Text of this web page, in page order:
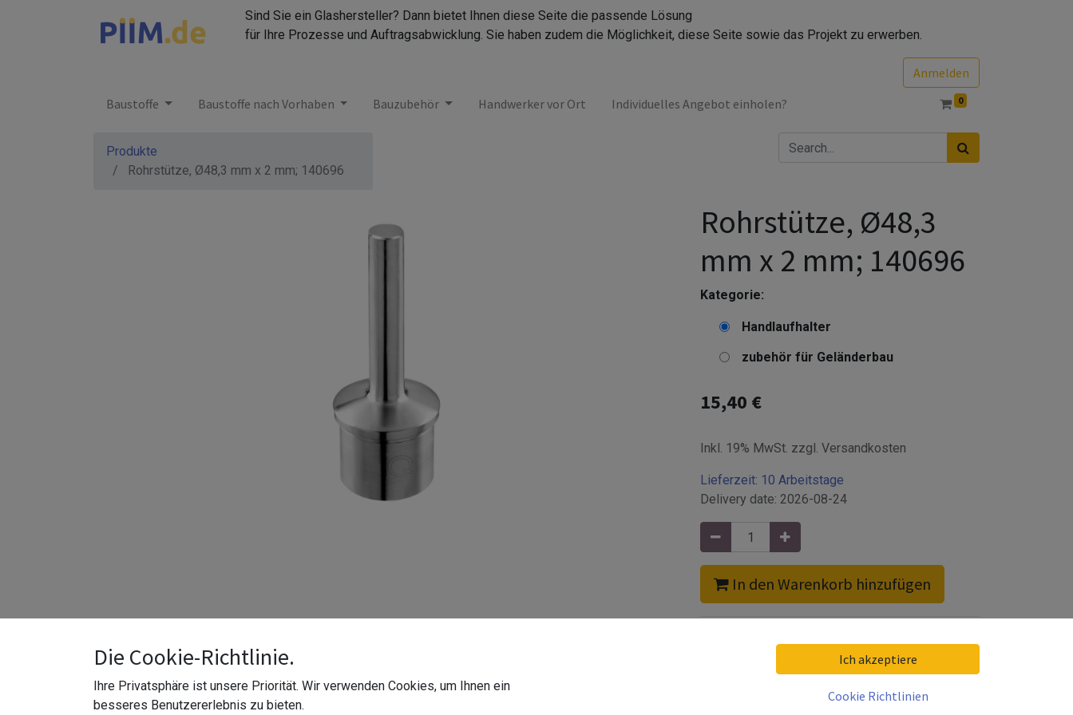
Sind Sie ein Glashersteller? Dann bietet Ihnen diese Seite die passende Lösung
für Ihre Prozesse und Auftragsabwicklung. Sie haben zudem die Möglichkeit, diese Seite sowie das Projekt zu erwerben.
Anmelden
Baustoffe
Baustoffe nach Vorhaben Bauzubehör Handwerker vor Ort Individuelles Angebot einholen? 0
Produkte
Rohrstütze, Ø48,3 mm x 2 mm; 140696
Rohrstütze, Ø48,3
mm x 2 mm; 140696
Kategorie:
Handlaufhalter
zubehör für Geländerbau
15,40 €
Inkl. 19% MwSt. zzgl. Versandkosten
Lieferzeit: 10 Arbeitstage
Delivery date: 2026-08-24
In den Warenkorb hinzufügen
Höhe 80 mm
Modell 0696
Befestigungsdurchmesser Ø48,3 mm
Die Cookie-Richtlinie.
Ihre Privatsphäre ist unsere Priorität. Wir verwenden Cookies, um Ihnen ein
besseres Benutzererlebnis zu bieten.
Ich akzeptiere
Cookie Richtlinien